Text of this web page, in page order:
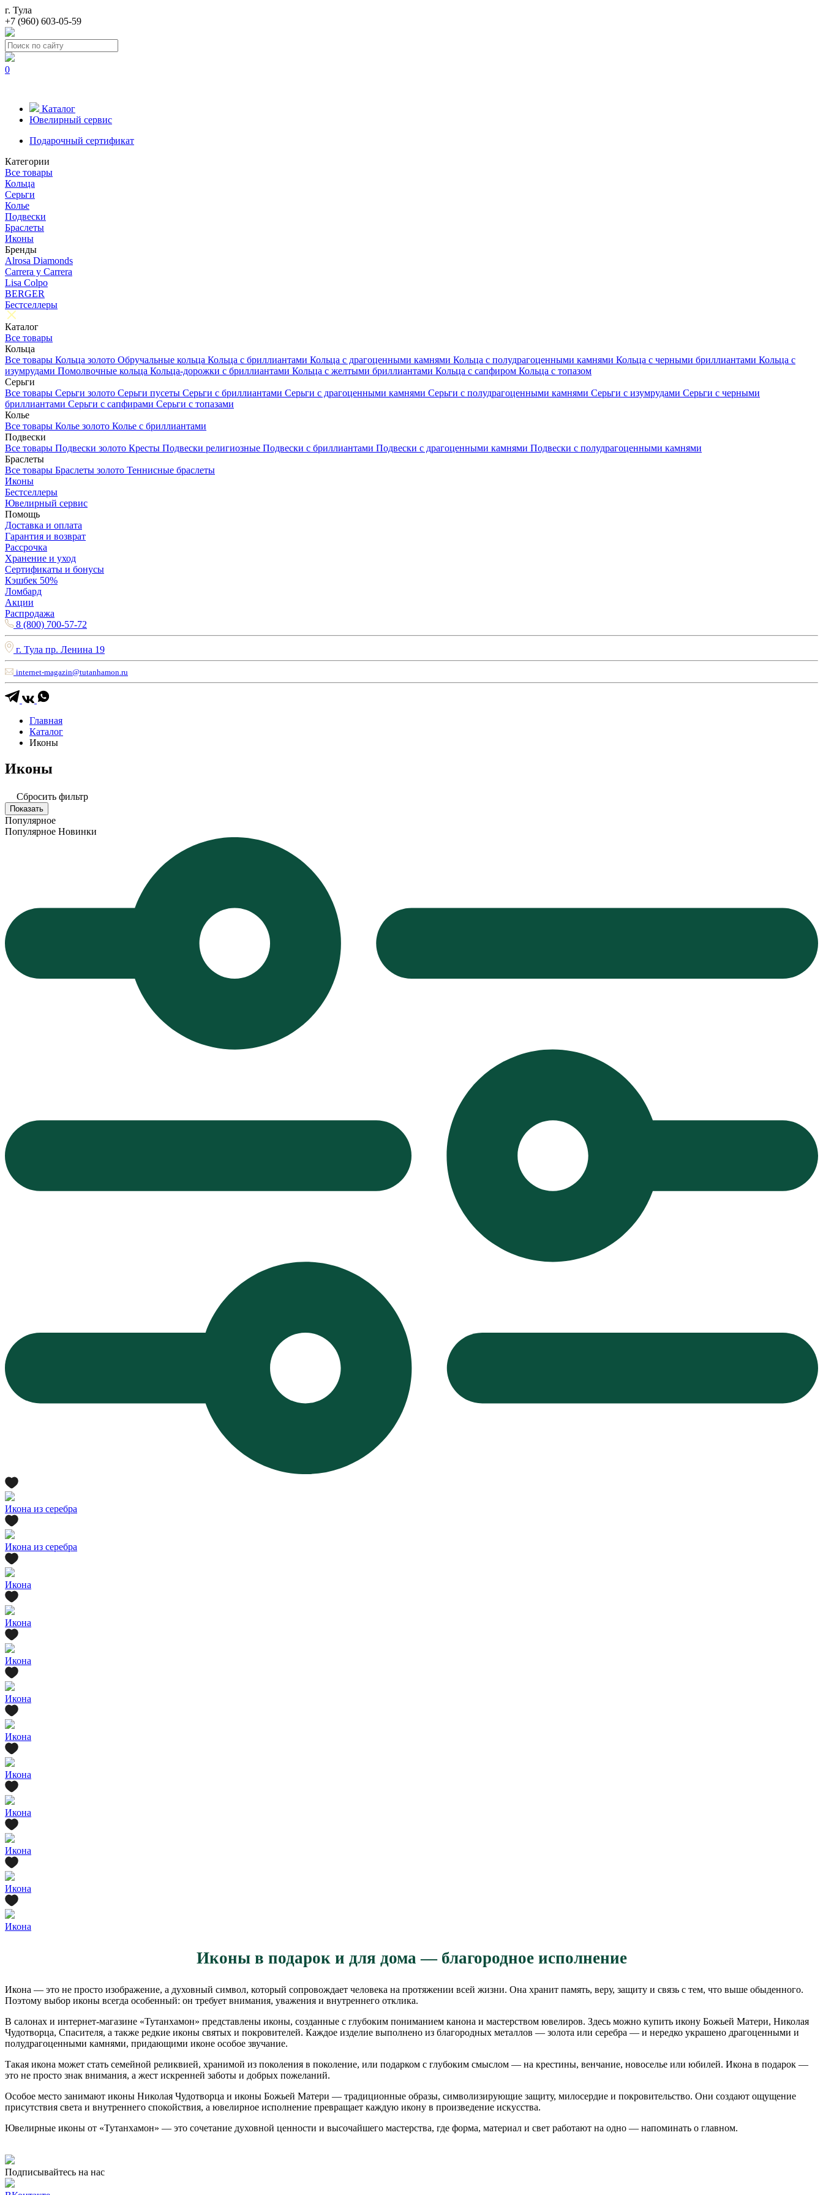
г. Тула
+7 (960) 603-05-59
0
Каталог
Ювелирный сервис
Подарочный сертификат
Категории
Все товары
Кольца
Серьги
Колье
Подвески
Браслеты
Иконы
Бренды
Alrosa Diamonds
Carrera y Carrera
Lisa Colpo
BERGER
Бестселлеры
Каталог
Все товары
Кольца
Все товары Кольца золото Обручальные кольца Кольца с бриллиантами Кольца с драгоценными камнями Кольца с полудрагоценными камнями Кольца с черными бриллиантами Кольца с
изумрудами Помолвочные кольца Кольца-дорожки с бриллиантами Кольца с желтыми бриллиантами Кольца с сапфиром Кольца с топазом
Серьги
Все товары Серьги золото Серьги пусеты Серьги с бриллиантами Серьги с драгоценными камнями Серьги с полудрагоценными камнями Серьги с изумрудами Серьги с черными
бриллиантами Серьги с сапфирами Серьги с топазами
Колье
Все товары Колье золото Колье с бриллиантами
Подвески
Все товары Подвески золото Кресты Подвески религиозные Подвески с бриллиантами Подвески с драгоценными камнями Подвески с полудрагоценными камнями
Браслеты
Все товары Браслеты золото Теннисные браслеты
Иконы
Бестселлеры
Ювелирный сервис
Помощь
Доставка и оплата
Гарантия и возврат
Рассрочка
Хранение и уход
Сертификаты и бонусы
Кэшбек 50%
Ломбард
Акции
Распродажа
8 (800) 700-57-72
г. Тула пр. Ленина 19
internet-magazin@tutanhamon.ru
Главная
Каталог
Иконы
Иконы
Сбросить фильтр
Показать
Популярное
Популярное Новинки
Икона из серебра
Икона из серебра
Икона
Икона
Икона
Икона
Икона
Икона
Икона
Икона
Икона
Икона
Иконы в подарок и для дома — благородное исполнение
Икона — это не просто изображение, а духовный символ, который сопровождает человека на протяжении всей жизни. Она хранит память, веру, защиту и связь с тем, что выше обыденного.
Поэтому выбор иконы всегда особенный: он требует внимания, уважения и внутреннего отклика.
В салонах и интернет-магазине «Тутанхамон» представлены иконы, созданные с глубоким пониманием канона и мастерством ювелиров. Здесь можно купить икону Божьей Матери, Николая
Чудотворца, Спасителя, а также редкие иконы святых и покровителей. Каждое изделие выполнено из благородных металлов — золота или серебра — и нередко украшено драгоценными и
полудрагоценными камнями, придающими иконе особое звучание.
Такая икона может стать семейной реликвией, хранимой из поколения в поколение, или подарком с глубоким смыслом — на крестины, венчание, новоселье или юбилей. Икона в подарок —
это не просто знак внимания, а жест искренней заботы и добрых пожеланий.
Особое место занимают иконы Николая Чудотворца и иконы Божьей Матери — традиционные образы, символизирующие защиту, милосердие и покровительство. Они создают ощущение
присутствия света и внутреннего спокойствия, а ювелирное исполнение превращает каждую икону в произведение искусства.
Ювелирные иконы от «Тутанхамон» — это сочетание духовной ценности и высочайшего мастерства, где форма, материал и свет работают на одно — напоминать о главном.
Подписывайтесь на нас